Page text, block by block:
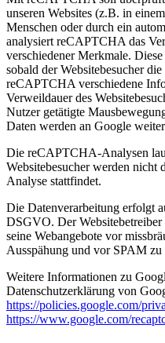
unseren Websites (z.B. in
Menschen oder durch ein
analysiert reCAPTCHA das
verschiedener Merkmale.
sobald der Websitebesucher
reCAPTCHA verschiedene
Verweildauer des
Nutzer getätigte
Daten werden an Google
Die reCAPTCHA-Analysen
Websitebesucher werden nicht
Analyse stattfindet.
Die Datenverarbeitung erfolgt
DSGVO. Der Websitebetreiber
seine Webangebote vor
Ausspähung und vor SPAM zu
Weitere Informationen zu
Datenschutzerklärung von
https://policies.google.com/
https://www.google.com/